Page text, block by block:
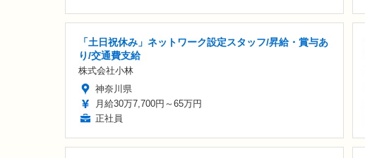
「土日祝休み」ネットワーク設定スタッフ/昇給・賞与あ
り/交通費支給
株式会社小林
神奈川県
月給30万7,700円～65万円
正社員